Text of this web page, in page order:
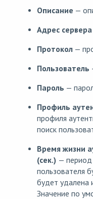
Описание —
Адрес сервера
Протокол —
Пользователь
Пароль —
Профиль
профиля
поиск
Время жизни
(сек.) — период
пользователя
будет удалена
Значение по